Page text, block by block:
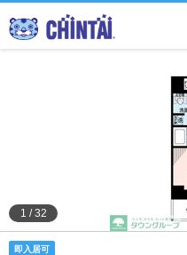
1 /32
即入居可